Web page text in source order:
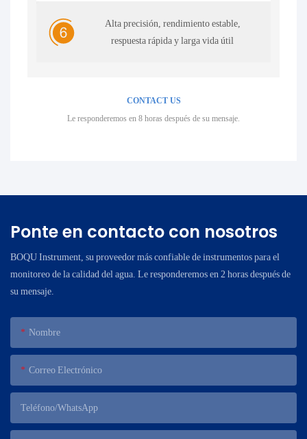
Alta precisión, rendimiento estable,
respuesta rápida y larga vida útil
CONTACT US
Le responderemos en 8 horas después de su mensaje.
Ponte en contacto con nosotros
BOQU Instrument, su proveedor más confiable de instrumentos para el
monitoreo de la calidad del agua. Le responderemos en 2 horas después de
su mensaje.
Nombre
Correo Electrónico
Teléfono/WhatsApp